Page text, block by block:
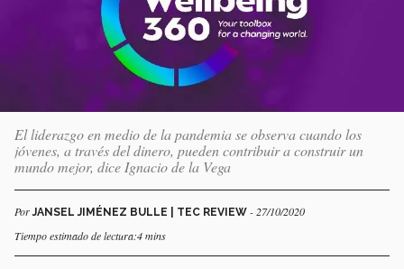
El liderazgo en medio de la pandemia se observa cuando los
jóvenes, a través del dinero, pueden contribuir a construir un
mundo mejor, dice Ignacio de la Vega
PorJANSEL JIMÉNEZ BULLE | TEC REVIEW - 27/10/2020
Tiempo estimado de lectura:4 mins